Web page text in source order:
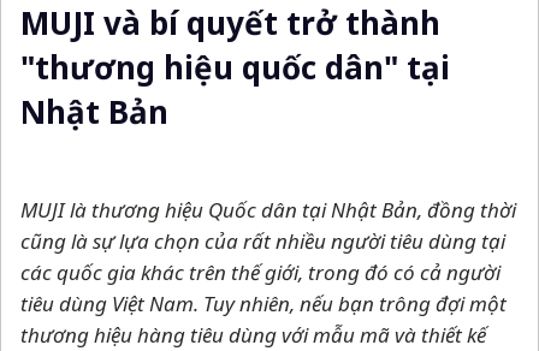
MUJI và bí quyết trở thành
"thương hiệu quốc dân" tại
Nhật Bản
MUJI là thương hiệu Quốc dân tại Nhật Bản, đồng thời
cũng là sự lựa chọn của rất nhiều người tiêu dùng tại
các quốc gia khác trên thế giới, trong đó có cả người
tiêu dùng Việt Nam. Tuy nhiên, nếu bạn trông đợi một
thương hiệu hàng tiêu dùng với mẫu mã và thiết kế